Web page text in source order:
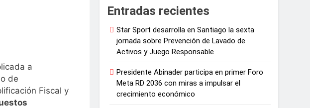
para residencias artísticas en París
fortaleciendo el desarrollo agrícola de la provincia
a
de
Fiscal y
Entradas recientes
Star Sport desarrolla en Santiago la sexta
jornada sobre Prevención de Lavado de
Activos y Juego Responsable
Presidente Abinader participa en primer Foro
Meta RD 2036 con miras a impulsar el
crecimiento económico